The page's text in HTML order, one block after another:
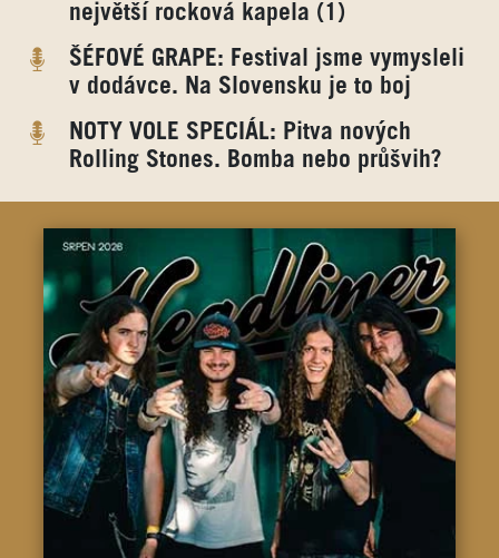
největší rocková kapela (1)
ŠÉFOVÉ GRAPE: Festival jsme vymysleli
v dodávce. Na Slovensku je to boj
NOTY VOLE SPECIÁL: Pitva nových
Rolling Stones. Bomba nebo průšvih?